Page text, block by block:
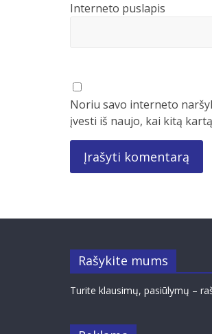
Interneto puslapis
Noriu savo interneto
įvesti iš naujo, kai kitą
Rašykite mums
Turite klausimų, pasiūlymų –